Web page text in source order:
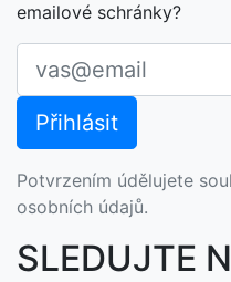
emailové schránky?
Potvrzením údělujete
osobních údajů.
SLEDUJTE